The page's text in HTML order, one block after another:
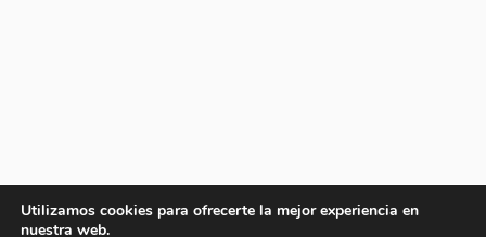
Utilizamos cookies para ofrecerte la mejor experiencia en
nuestra web.